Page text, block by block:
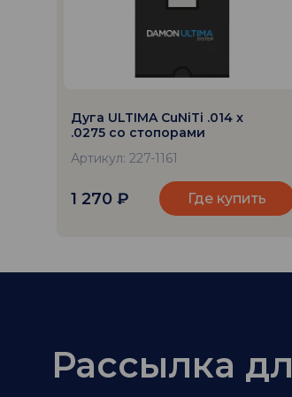
Дуга ULTIMA CuNiTi .014 x
.0275 со стопорами
Артикул: 227-1161
1 270 ₽ Где купить
Рассылка